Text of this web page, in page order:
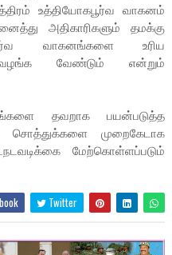
உத்தியோகபூர்வ வாகனம்
அதிகாரிகளும் தமக்கு
வாகனங்களை உரிய
வழங்க வேண்டும் என்றும்
தவறாக பயன்படுத்த
சொத்துக்களை முறைகேடாக
மேற்கொள்ளப்படும்
Twitter